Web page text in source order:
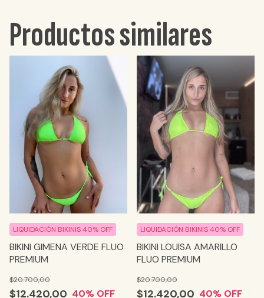
Productos similares
BIKINI GIMENA VERDE FLUO
PREMIUM
$12.420,00
$20.700,00
40% OFF
LIQUIDACIÓN BIKINIS 40% OFF
BIKINI LOUISA AMARILLO
FLUO PREMIUM
$12.420,00
$20.700,00
40% OFF
LIQUIDACIÓN BIKINIS 40% OFF